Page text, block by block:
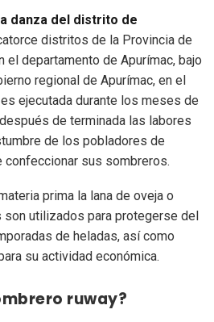
danza del distrito de
distritos de la Provincia de
el departamento de Apurímac, bajo
regional de Apurímac, en el
ejecutada durante los meses de
de terminada las labores
de los pobladores de
confeccionar sus sombreros.
prima la lana de oveja o
utilizados para protegerse del
de heladas, así como
su actividad económica.
ruway?